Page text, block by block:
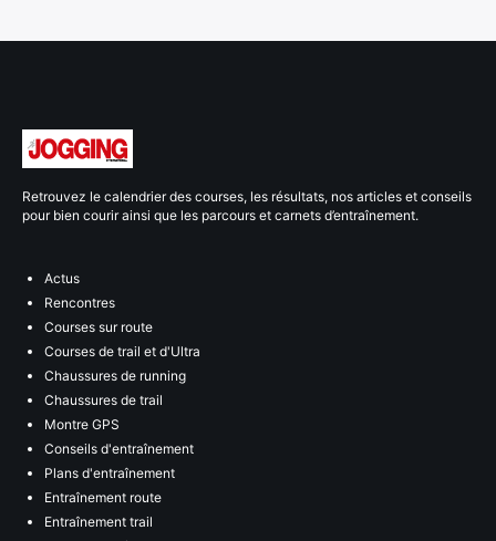
Retrouvez le calendrier des courses, les résultats, nos articles et conseils
pour bien courir ainsi que les parcours et carnets d’entraînement.
Actus
Rencontres
Courses sur route
Courses de trail et d'Ultra
Chaussures de running
Chaussures de trail
Montre GPS
Conseils d'entraînement
Plans d'entraînement
Entraînement route
Entraînement trail